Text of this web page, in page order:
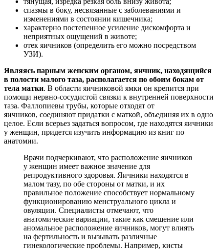
спазмы в боку, несвязанные с заболеваниями и
изменениями в состоянии кишечника;
характерно постепенное усиление дискомфорта и
неприятных ощущений в животе;
отек яичников (определить его можно посредством
УЗИ).
Являясь парным женским органом, яичник, находящийся
в полости малого таза, располагается по обоим бокам от
тела матки. В области яичниковой ямки он крепится при
помощи нервно-сосудистой связки к внутренней поверхности
таза. Фаллопиевы трубы, которые отходят от
яичников, соединяют придатки с маткой, объединяя их в одно
целое. Если всерьез задаться вопросом, где находятся яичники
у женщин, придется изучить информацию из книг по
анатомии.
Врачи подчеркивают, что расположение яичников
у женщин имеет важное значение для
репродуктивного здоровья. Яичники находятся в
малом тазу, по обе стороны от матки, и их
правильное положение способствует нормальному
функционированию менструального цикла и
овуляции. Специалисты отмечают, что
анатомические вариации, такие как смещение или
аномальное расположение яичников, могут влиять
на фертильность и вызывать различные
гинекологические проблемы. Например, кисты